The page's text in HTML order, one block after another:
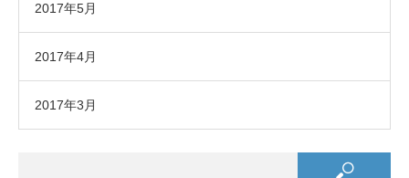
2017年5月
2017年4月
2017年3月